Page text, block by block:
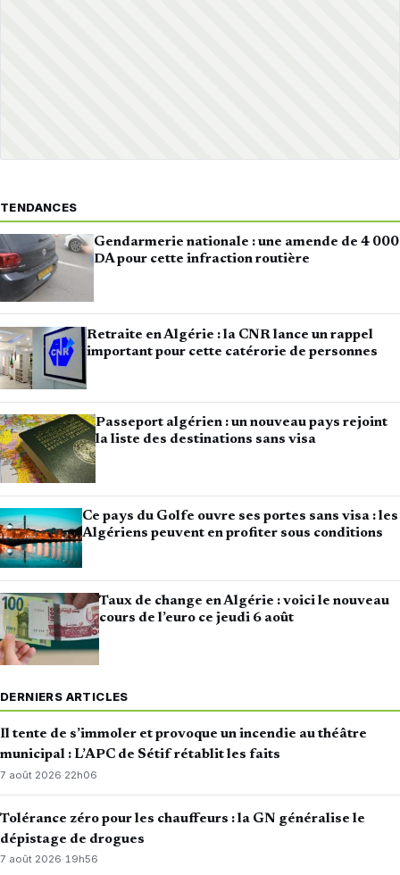
TENDANCES
Gendarmerie nationale : une amende de 4 000
DA pour cette infraction routière
Retraite en Algérie : la CNR lance un rappel
important pour cette catérorie de personnes
Passeport algérien : un nouveau pays rejoint
la liste des destinations sans visa
Ce pays du Golfe ouvre ses portes sans visa : les
Algériens peuvent en profiter sous conditions
Taux de change en Algérie : voici le nouveau
cours de l’euro ce jeudi 6 août
DERNIERS ARTICLES
Il tente de s’immoler et provoque un incendie au théâtre
municipal : L’APC de Sétif rétablit les faits
7 août 2026·22h06
Tolérance zéro pour les chauffeurs : la GN généralise le
dépistage de drogues
7 août 2026·19h56